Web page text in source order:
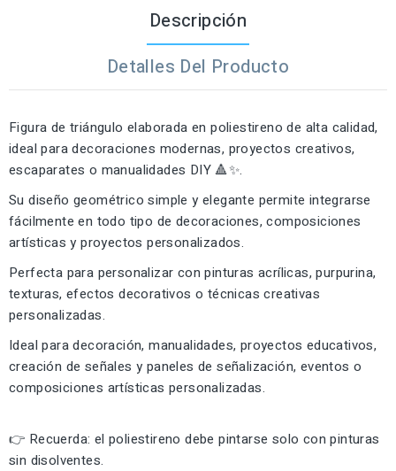
Descripción
Detalles Del Producto
Figura de triángulo elaborada en poliestireno de alta calidad,
ideal para decoraciones modernas, proyectos creativos,
escaparates o manualidades DIY 🔺✨.
Su diseño geométrico simple y elegante permite integrarse
fácilmente en todo tipo de decoraciones, composiciones
artísticas y proyectos personalizados.
Perfecta para personalizar con pinturas acrílicas, purpurina,
texturas, efectos decorativos o técnicas creativas
personalizadas.
Ideal para decoración, manualidades, proyectos educativos,
creación de señales y paneles de señalización, eventos o
composiciones artísticas personalizadas.
👉 Recuerda: el poliestireno debe pintarse solo con pinturas
sin disolventes.